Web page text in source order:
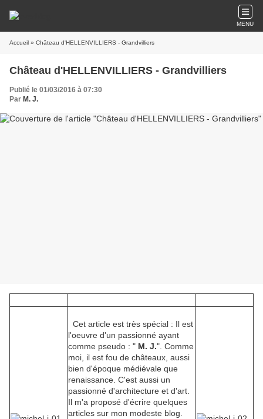
MENU
Accueil » Château d'HELLENVILLIERS - Grandvilliers
Château d'HELLENVILLIERS - Grandvilliers
Publié le 01/03/2016 à 07:30
Par M. J.
Cet article est très spécial : Il est
l'oeuvre d'un passionné ayant
comme pseudo : " M. J.". Comme
moi, il est fou de châteaux, aussi
bien d'époque médiévale que
renaissance. C'est aussi un
passionné d'architecture et d'art.
Il m'a proposé d'écrire quelques
articles sur mon modeste blog.